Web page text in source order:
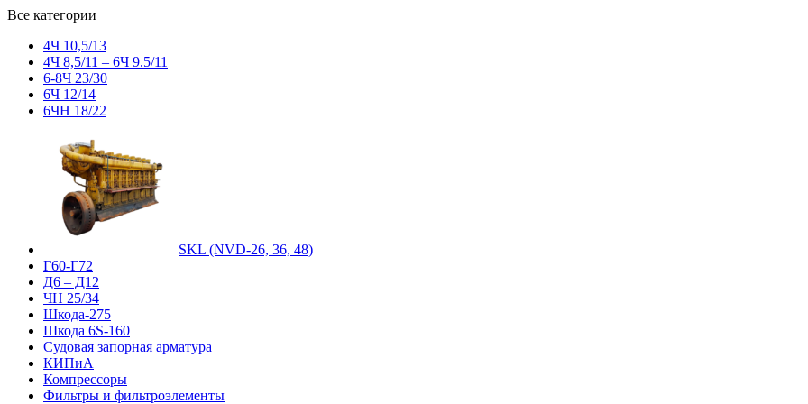
Все категории
4Ч 10,5/13
4Ч 8,5/11 – 6Ч 9.5/11
6-8Ч 23/30
6Ч 12/14
6ЧН 18/22
SKL (NVD-26, 36, 48)
Г60-Г72
Д6 – Д12
ЧН 25/34
Шкода-275
Шкода 6S-160
Судовая запорная арматура
КИПиА
Компрессоры
Фильтры и фильтроэлементы